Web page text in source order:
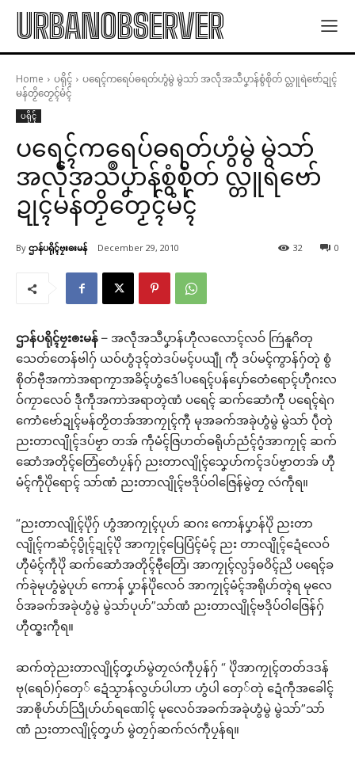
URBANOBSERVER
Home ပရိုၚ်
ပရေၚ်ကရေပ်ဓရတ်ဟွံမွဲ မွဲသာ် အလဵုအသဳပၞာန်စွံစိုတ် လ္တူရဲဗော်ဍုၚ်
မန်တၟိတၟေၚ်မံၚ်
ပရိုၚ်
ပရေၚ်ကရေပ်ဓရတ်ဟွံမွဲ မွဲသာ်
အလဵုအသဳပၞာန်စွံစိုတ် လ္တူရဲဗော်
ဍုၚ်မန်တၟိတၟေၚ်မံၚ်
By ဌာန်ပရိုၚ်ဗၠးၜးမန် December 29, 2010 0
32
ဌာန်ပရိုၚ်ဗၠးၜးမန် – အလဵုအသဳပၞာန်ဟီုလလောၚ်လဝ် ကြဴနူဂိတု
သေတ်တေန်ဗါဂှ် ယဝ်ဟွံဒုၚ်တဲဒပ်မၚ်ပယျဵု ကဵု ဒပ်မၚ်ကွာန်ဂှ်တုဲ စွံ
စိုတ်ဗီုအကာဲအရာကၠာအခိၚ်ဟွံဒေံါပရေၚ်ပန်ပှော်တေံရောၚ်ဟီုဂးလ
ဝ်ကၠာလေဝ် ဒဵုကဵုအကာဲအရာတ္ၚဲဏံ ပရေၚ် ဆက်ဆောံကီု ပရေၚ်ရဲဂ
ကောံဗော်ဍုၚ်မန်တၟိတအ်အာကၠုၚ်ကီု မုအခက်အခုဲဟွံမွဲ မွဲသာ် ပဵုတုဲ
ညးတာလျိုၚ်ဒပ်ဗၟာ တအ် ကဵုမံၚ်ဇြဟတ်ဓရိုဟ်ညံၚ်ဂွံအာကၠုၚ် ဆက်
ဆောံအတိုၚ်တြေံတေံပၠန်ဂှ် ညးတာလျိုၚ်သၞေဟ်ကၚ်ဒပ်ဗၟာတအ် ဟီု
မံၚ်ကဵုပိုဲရောၚ် သာ်ဏံ ညးတာလျိုၚ်ဗဒိုပ်ဝါဇြေန်မွဲတၠ လဴကဵုရ။
“ညးတာလျိုၚ်ပိုဲဂှ် ဟွံအာကၠုၚ်ပုဟ် ဆဂး ကောန်ပၞာန်ပိုဲ ညးတာ
လျိုၚ်ကဆံၚ်ပွိုၚ်ဍုၚ်ပိုဲ အာကၠုၚ်ပြေပြံၚ်မံၚ် ညး တာလျိုၚ်ဍေံလေဝ်
ဟီုမံၚ်ကဵုပိုဲ ဆက်ဆောံအတိုၚ်ဗီုတြေံ၊ အာကၠုၚ်လ္ပဒှ်ဓဝိၚ်ညိ ပရေၚ်ခ
က်ခုဲမုဟွံမွဲပုဟ် ကောန် ပၞာန်ပိုဲလေဝ် အာကၠုၚ်မံၚ်အရိုဟ်တ္ၚဲရ မုလေ
ဝ်အခက်အခုဲဟွံမွဲ မွဲသာ်ပုဟ်”သာ်ဏံ ညးတာလျိုၚ်ဗဒိုပ်ဝါဇြေန်ဂှ်
ဟီုထ္ၜးကဵုရ။
ဆက်တုဲညးတာလျိုၚ်တၞဟ်မွဲတၠလဴကဵုပၠန်ဂှ် “ ပိုဲအာကၠုၚ်တတ်ဒဒန်
ဗု(ရေဝ်)ဂှ်တှေ် ဍေံသၟာန်လွဟ်ပါဟာ ဟွံပါ တှေ်တုဲ ဍေံကဵုအခေါၚ်
အာၜိုဟ်ဟ်သြိုဟ်ဟ်ရဏေါၚ် မုလေဝ်အခက်အခုဲဟွံမွဲ မွဲသာ်”သာ်
ဏံ ညးတာလျိုၚ်တၞဟ် မွဲတၠဂှ်ဆက်လဴကဵုပၠန်ရ။